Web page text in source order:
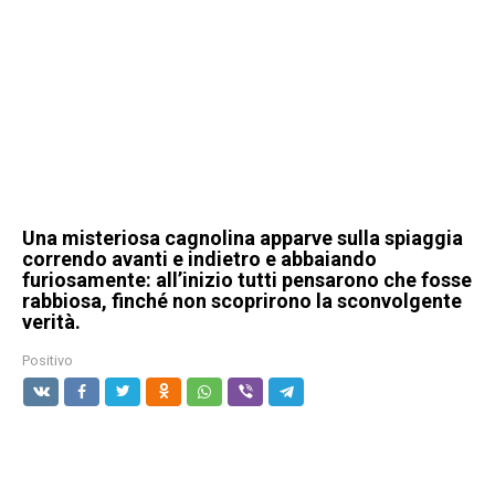
Una misteriosa cagnolina apparve sulla spiaggia
correndo avanti e indietro e abbaiando
furiosamente: all’inizio tutti pensarono che fosse
rabbiosa, finché non scoprirono la sconvolgente
verità.
Positivo